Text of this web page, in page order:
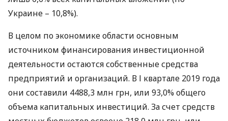
Украине – 10,8%).
В целом по экономике области основным
источником финансирования инвестиционной
деятельности остаются собственные средства
предприятий и организаций. В І квартале 2019 года
они составили 4488,3 млн грн, или 93,0% общего
объема капитальных инвестиций. За счет средств